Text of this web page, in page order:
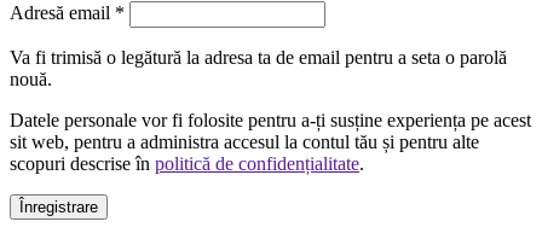
Adresă email *
Va fi trimisă o legătură la adresa ta de email pentru a seta o parolă
nouă.
Datele personale vor fi folosite pentru a-ți susține experiența pe acest
sit web, pentru a administra accesul la contul tău și pentru alte
scopuri descrise în politică de confidențialitate.
Înregistrare